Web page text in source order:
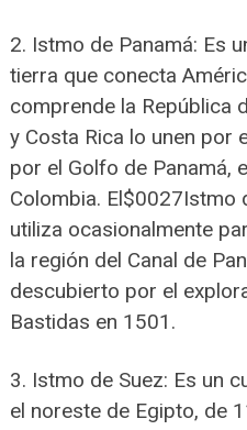
2. Istmo de Panamá: Es
tierra que conecta
comprende la República
y Costa Rica lo unen por
por el Golfo de Panamá,
Colombia. El$0027Istmo
utiliza ocasionalmente
la región del Canal de
descubierto por el
Bastidas en 1501.
3. Istmo de Suez: Es un
el noreste de Egipto, de